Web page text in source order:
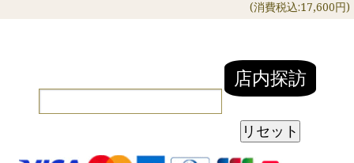
(消費税込:17,600円)